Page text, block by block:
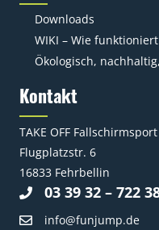
Downloads
WIKI – Wie
Ökologisch,
Kontakt
TAKE OFF
Flugplatzstr. 6
16833 Fehrbellin
03 39 32 – 722
info@funjump.de